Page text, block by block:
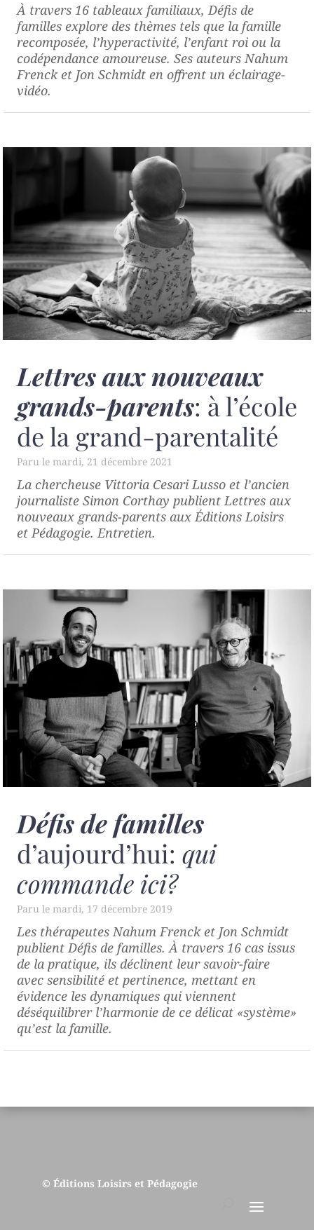
À travers 16 tableaux familiaux, Défis de
familles explore des thèmes tels que la famille
recomposée, l’hyperactivité, l’enfant roi ou la
codépendance amoureuse. Ses auteurs Nahum
Frenck et Jon Schmidt en offrent un éclairage-
vidéo.
Lettres aux nouveaux
grands-parents: à l’école
de la grand-parentalité
mardi, 21 décembre 2021
La chercheuse Vittoria Cesari Lusso et l’ancien
journaliste Simon Corthay publientLettres aux
nouveaux grands-parents aux Éditions Loisirs
et Pédagogie. Entretien.
Défis de familles
d’aujourd’hui: qui
commande ici?
mardi, 17 décembre 2019
Les thérapeutes Nahum Frenck et Jon Schmidt
publientDéfis de familles. À travers 16 cas issus
de la pratique, ils déclinent leur savoir-faire
avec sensibilité et pertinence, mettant en
évidence les dynamiques qui viennent
déséquilibrer l’harmonie de ce délicat «système»
qu’est la famille.
© Éditions Loisirs et Pédagogie